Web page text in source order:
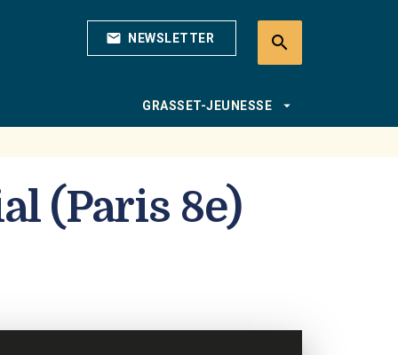
mail NEWSLETTER search
GRASSET-JEUNESSE arrow_drop_down
(Paris 8e)